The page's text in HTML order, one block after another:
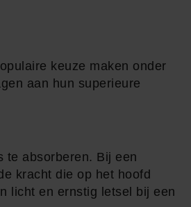
keuze maken onder
aan hun superieure
te absorberen. Bij een
kracht die op het hoofd
licht en ernstig letsel bij een